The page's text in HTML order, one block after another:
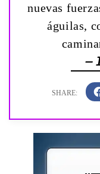
nuevas
águilas,
—